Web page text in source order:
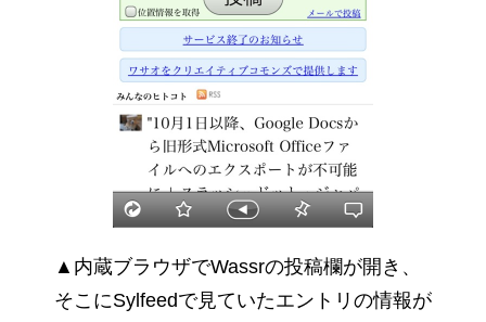
▲内蔵ブラウザでWassrの投稿欄が開き、
そこにSylfeedで見ていたエントリの情報が